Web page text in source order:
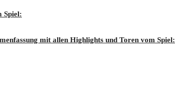
Spiel:
mit allen Highlights und Toren vom Spiel: